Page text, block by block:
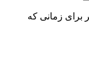
برای زمانی که